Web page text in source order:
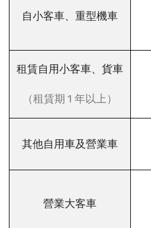
自小客車、重型機車
租賃自用小客車、貨車
（租賃期 1 年以上）
其他自用車及營業車
營業大客車